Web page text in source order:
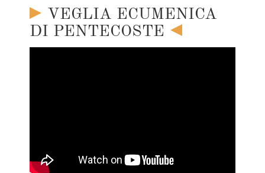
VEGLIA ECUMENICA
DI PENTECOSTE